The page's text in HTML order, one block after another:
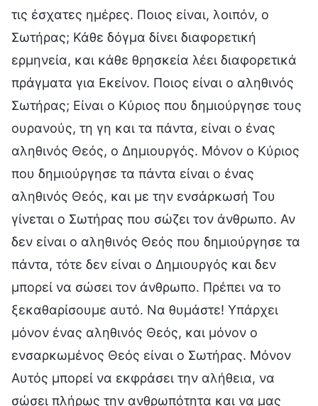
τις έσχατες ημέρες. Ποιος είναι, λοιπόν, ο
Σωτήρας; Κάθε δόγμα δίνει διαφορετική
ερμηνεία, και κάθε θρησκεία λέει διαφορετικά
πράγματα για Εκείνον. Ποιος είναι ο αληθινός
Σωτήρας; Είναι ο Κύριος που δημιούργησε τους
ουρανούς, τη γη και τα πάντα, είναι ο ένας
αληθινός Θεός, ο Δημιουργός. Μόνον ο Κύριος
που δημιούργησε τα πάντα είναι ο ένας
αληθινός Θεός, και με την ενσάρκωσή Του
γίνεται ο Σωτήρας που σώζει τον άνθρωπο. Αν
δεν είναι ο αληθινός Θεός που δημιούργησε τα
πάντα, τότε δεν είναι ο Δημιουργός και δεν
μπορεί να σώσει τον άνθρωπο. Πρέπει να το
ξεκαθαρίσουμε αυτό. Να θυμάστε! Υπάρχει
μόνον ένας αληθινός Θεός, και μόνον ο
ενσαρκωμένος Θεός είναι ο Σωτήρας. Μόνον
Αυτός μπορεί να εκφράσει την αλήθεια, να
σώσει πλήρως την ανθρωπότητα και να μας